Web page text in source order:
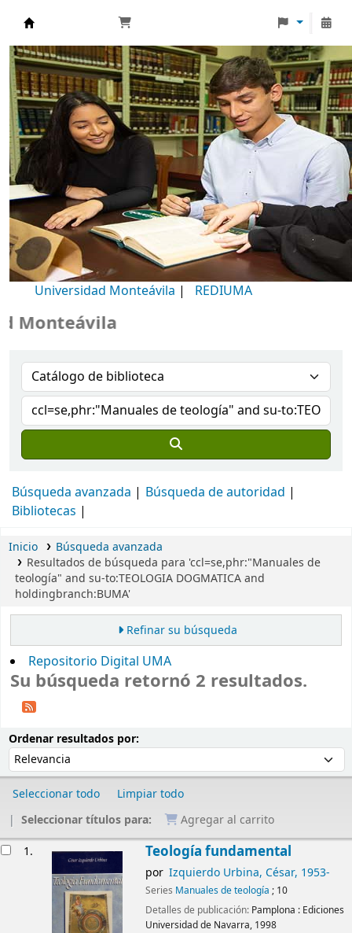
Biblioteca Universidad Monteávila
Universidad Monteávila | REDIUMA
Búsqueda avanzada
Búsqueda de autoridad
Bibliotecas
Inicio
Búsqueda avanzada
Resultados de búsqueda para 'ccl=se,phr:"Manuales de
teología" and su-to:TEOLOGIA DOGMATICA and
holdingbranch:BUMA'
Refinar su búsqueda
Repositorio Digital UMA
Su búsqueda retornó 2 resultados.
Ordenar resultados por:
Seleccionar todo
Limpiar todo
Seleccionar títulos para:
Agregar al carrito
1. Teología fundamental
por Izquierdo Urbina, César, 1953-
Series Manuales de teología ; 10
Detalles de publicación: Pamplona : Ediciones
Universidad de Navarra, 1998